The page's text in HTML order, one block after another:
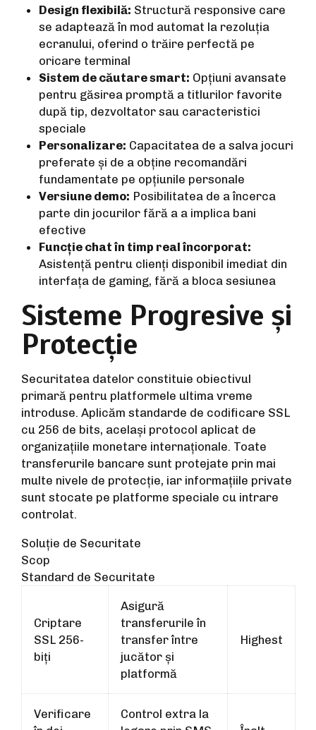
Design flexibilă: Structură responsive care
se adaptează în mod automat la rezoluția
ecranului, oferind o trăire perfectă pe
oricare terminal
Sistem de căutare smart: Opțiuni avansate
pentru găsirea promptă a titlurilor favorite
după tip, dezvoltator sau caracteristici
speciale
Personalizare: Capacitatea de a salva jocuri
preferate și de a obține recomandări
fundamentate pe opțiunile personale
Versiune demo: Posibilitatea de a încerca
parte din jocurilor fără a a implica bani
efective
Funcție chat în timp real încorporat:
Asistență pentru clienți disponibil imediat din
interfața de gaming, fără a bloca sesiunea
Sisteme Progresive și
Protecție
Securitatea datelor constituie obiectivul
primară pentru platformele ultima vreme
introduse. Aplicăm standarde de codificare SSL
cu 256 de bits, același protocol aplicat de
organizațiile monetare internaționale. Toate
transferurile bancare sunt protejate prin mai
multe nivele de protecție, iar informațiile private
sunt stocate pe platforme speciale cu intrare
controlat.
Soluție de Securitate
Scop
Standard de Securitate
Criptare
SSL 256-
biți
Asigură
transferurile în
transfer între
jucător și
platformă
Highest
Verificare
Control extra la